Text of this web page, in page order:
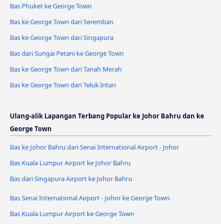
Bas Phuket ke George Town
Bas ke George Town dari Seremban
Bas ke George Town dari Singapura
Bas dari Sungai Petani ke George Town
Bas ke George Town dari Tanah Merah
Bas ke George Town dari Teluk Intan
Ulang-alik Lapangan Terbang Popular ke Johor Bahru dan ke
George Town
Bas ke Johor Bahru dari Senai International Airport - Johor
Bas Kuala Lumpur Airport ke Johor Bahru
Bas dari Singapura Airport ke Johor Bahru
Bas Senai International Airport - Johor ke George Town
Bas Kuala Lumpur Airport ke George Town